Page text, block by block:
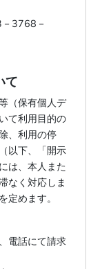
3768－
て
（保有個人デ
て利用目的の
、利用の停
以下、「開示
は、本人また
なく対応しま
定めます。
電話にて請求